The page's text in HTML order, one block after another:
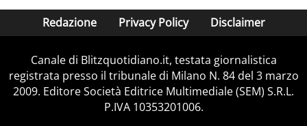
Redazione Privacy Policy Disclaimer
Canale di Blitzquotidiano.it, testata giornalistica
registrata presso il tribunale di Milano N. 84 del 3 marzo
2009. Editore Società Editrice Multimediale (SEM) S.R.L.
P.IVA 10353201006.